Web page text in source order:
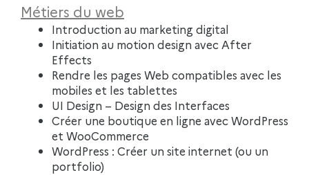
Métiers du web
Introduction au marketing digital
Initiation au motion design avec After
Effects
Rendre les pages Web compatibles avec les
mobiles et les tablettes
UI Design – Design des Interfaces
Créer une boutique en ligne avec WordPress
et WooCommerce
WordPress : Créer un site internet (ou un
portfolio)